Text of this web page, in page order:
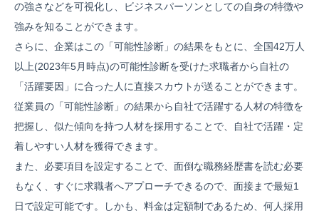
の強さなどを可視化し、ビジネスパーソンとしての自身の特徴や
強みを知ることができます。
さらに、企業はこの「可能性診断」の結果をもとに、全国42万人
以上(2023年5月時点)の可能性診断を受けた求職者から自社の
「活躍要因」に合った人に直接スカウトが送ることができます。
従業員の「可能性診断」の結果から自社で活躍する人材の特徴を
把握し、似た傾向を持つ人材を採用することで、自社で活躍・定
着しやすい人材を獲得できます。
また、必要項目を設定することで、面倒な職務経歴書を読む必要
もなく、すぐに求職者へアプローチできるので、面接まで最短1
日で設定可能です。しかも、料金は定額制であるため、何人採用